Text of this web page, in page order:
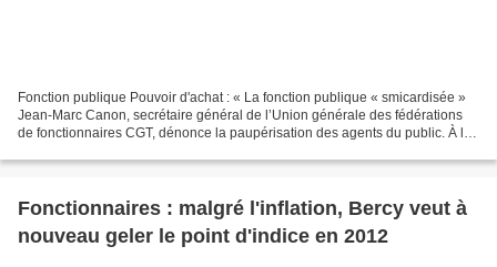
Fonction publique Pouvoir d'achat : « La fonction publique « smicardisée »
Jean-Marc Canon, secrétaire général de l’Union générale des fédérations
de fonctionnaires CGT, dénonce la paupérisation des agents du public. À la
Fonctionnaires : malgré l'inflation, Bercy veut à
nouveau geler le point d'indice en 2012